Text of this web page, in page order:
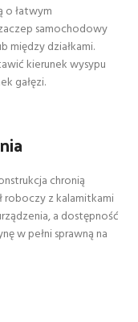
o łatwym
samochodowy
między działkami.
kierunek wysypu
gałęzi.
chronią
roboczy z kalamitkami
a dostępność
w pełni sprawną na